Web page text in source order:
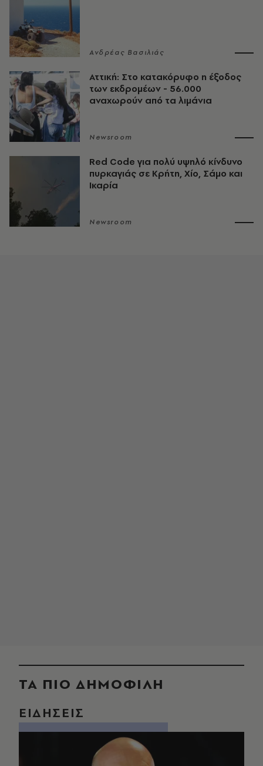
Ανδρέας Βασιλιάς
Αττική: Στο κατακόρυφο η έξοδος
των εκδρομέων - 56.000
αναχωρούν από τα λιμάνια
Newsroom
Red Code για πολύ υψηλό κίνδυνο
πυρκαγιάς σε Κρήτη, Χίο, Σάμο και
Ικαρία
Newsroom
ΤΑ ΠΙΟ ΔΗΜΟΦΙΛΗ
ΕΙΔΗΣΕΙΣ